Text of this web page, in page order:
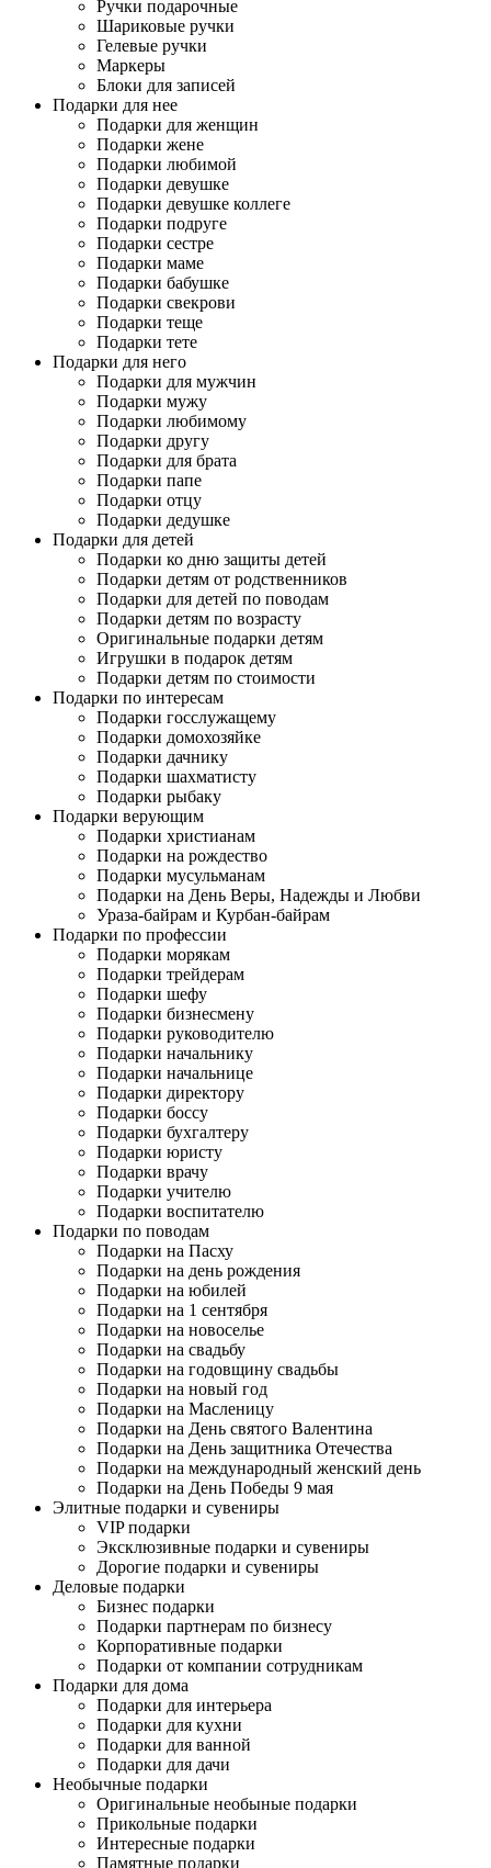
Ручки подарочные
Шариковые ручки
Гелевые ручки
Маркеры
Блоки для записей
Подарки для нее
Подарки для женщин
Подарки жене
Подарки любимой
Подарки девушке
Подарки девушке коллеге
Подарки подруге
Подарки сестре
Подарки маме
Подарки бабушке
Подарки свекрови
Подарки теще
Подарки тете
Подарки для него
Подарки для мужчин
Подарки мужу
Подарки любимому
Подарки другу
Подарки для брата
Подарки папе
Подарки отцу
Подарки дедушке
Подарки для детей
Подарки ко дню защиты детей
Подарки детям от родственников
Подарки для детей по поводам
Подарки детям по возрасту
Оригинальные подарки детям
Игрушки в подарок детям
Подарки детям по стоимости
Подарки по интересам
Подарки госслужащему
Подарки домохозяйке
Подарки дачнику
Подарки шахматисту
Подарки рыбаку
Подарки верующим
Подарки христианам
Подарки на рождество
Подарки мусульманам
Подарки на День Веры, Надежды и Любви
Ураза-байрам и Курбан-байрам
Подарки по профессии
Подарки морякам
Подарки трейдерам
Подарки шефу
Подарки бизнесмену
Подарки руководителю
Подарки начальнику
Подарки начальнице
Подарки директору
Подарки боссу
Подарки бухгалтеру
Подарки юристу
Подарки врачу
Подарки учителю
Подарки воспитателю
Подарки по поводам
Подарки на Пасху
Подарки на день рождения
Подарки на юбилей
Подарки на 1 сентября
Подарки на новоселье
Подарки на свадьбу
Подарки на годовщину свадьбы
Подарки на новый год
Подарки на Масленицу
Подарки на День святого Валентина
Подарки на День защитника Отечества
Подарки на международный женский день
Подарки на День Победы 9 мая
Элитные подарки и сувениры
VIP подарки
Эксклюзивные подарки и сувениры
Дорогие подарки и сувениры
Деловые подарки
Бизнес подарки
Подарки партнерам по бизнесу
Корпоративные подарки
Подарки от компании сотрудникам
Подарки для дома
Подарки для интерьера
Подарки для кухни
Подарки для ванной
Подарки для дачи
Необычные подарки
Оригинальные необыные подарки
Прикольные подарки
Интересные подарки
Памятные подарки